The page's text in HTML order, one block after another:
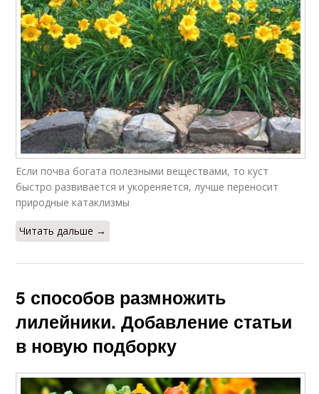
Если почва богата полезными веществами, то куст
быстро развивается и укореняется, лучше переносит
природные катаклизмы
Читать дальше →
5 способов размножить
лилейники. Добавление статьи
в новую подборку